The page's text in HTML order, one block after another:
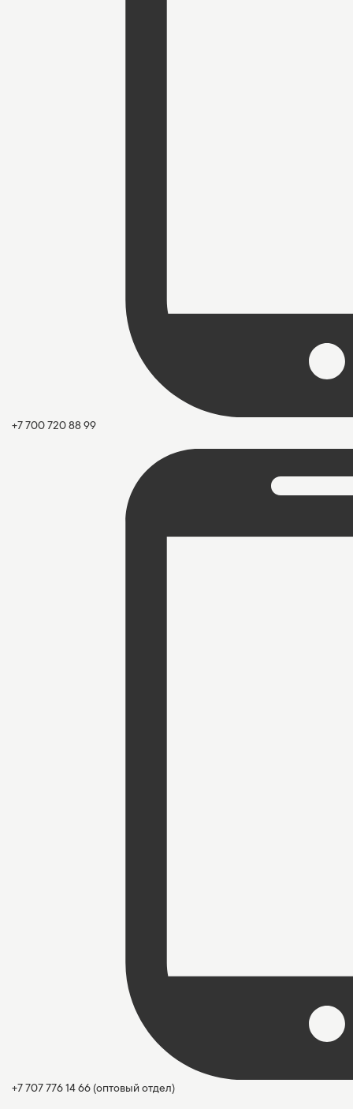
+7 700 720 88 99
+7 707 776 14 66 (оптовый отдел)